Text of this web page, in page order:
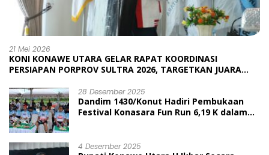
21 Mei 2026
KONI KONAWE UTARA GELAR RAPAT KOORDINASI
PERSIAPAN PORPROV SULTRA 2026, TARGETKAN JUARA
28 Desember 2025
Dandim 1430/Konut Hadiri Pembukaan
Festival Konasara Fun Run 6,19 K dalam
4 Desember 2025